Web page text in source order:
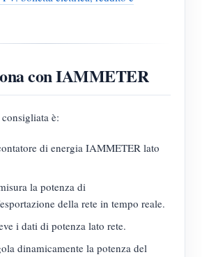
con IAMMETER
è:
di energia IAMMETER lato
la potenza di
della rete in tempo reale.
i dati di potenza lato rete.
dinamicamente la potenza del